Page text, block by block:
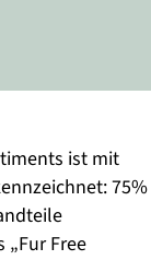
ist mit
75%
Free